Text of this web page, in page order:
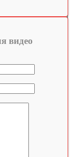
видео